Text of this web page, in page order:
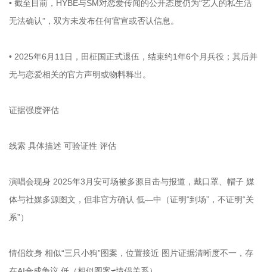
• 截至目前，HYBE与SM对恋爱传闻的公开态度仍为“艺人的私生活
无法确认”，双方未发布任何官宣或否认信息。
• 2025年6月11日，田柾国正式退伍，结束约1年6个月兵役；其后并
无与恋爱相关的官方声明或物料释出。
证据强度评估
线索 具体描述 可验证性 评估
演唱会现身 2025年3月安可场被多源目击与报道，戴口罩、帽子 媒
体与社媒多源图文，但非官方确认 低—中（证明“到场”，不证明“关
系”）
情侣纹身 相似“三只小狗”图案，位置接近 图片证据清晰度不一，存